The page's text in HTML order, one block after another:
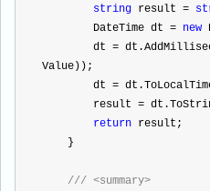
string result =
        DateTime dt
= new
        dt
=
Value));
        dt
=
        result
=
return result;
    }
/// <summary>